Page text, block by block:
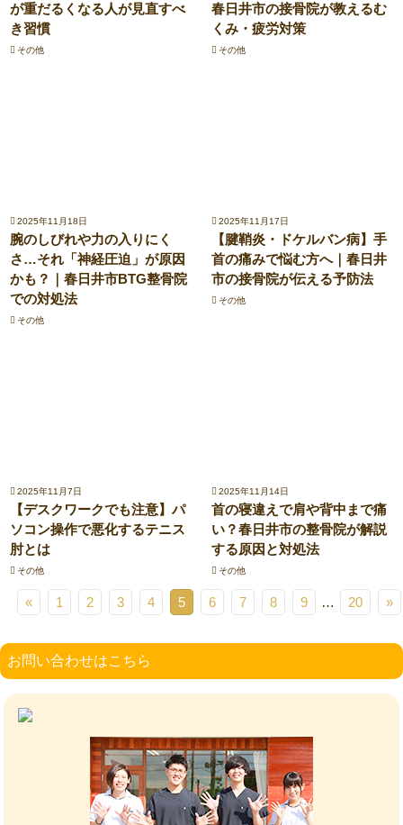
が重だるくなる人が見直すべ
き習慣
その他
春日井市の接骨院が教えるむ
くみ・疲労対策
その他
2025年11月18日
腕のしびれや力の入りにく
さ…それ「神経圧迫」が原因
かも？｜春日井市BTG整骨院
での対処法
その他
2025年11月17日
【腱鞘炎・ドケルバン病】手
首の痛みで悩む方へ｜春日井
市の接骨院が伝える予防法
その他
2025年11月7日
【デスクワークでも注意】パ
ソコン操作で悪化するテニス
肘とは
その他
2025年11月14日
首の寝違えで肩や背中まで痛
い？春日井市の整骨院が解説
する原因と対処法
その他
« 1 2 3 4 5 6 7 8 9 … 20 »
お問い合わせはこちら